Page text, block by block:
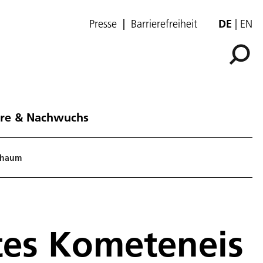
Presse Barrierefreiheit DE EN
& Nachwuchs
Kometeneis